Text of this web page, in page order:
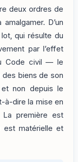
deux ordres de
D’un
qui résulte du
par l’effet
Code civil — le
biens de son
et non depuis le
à-dire la mise en
première est
est matérielle et